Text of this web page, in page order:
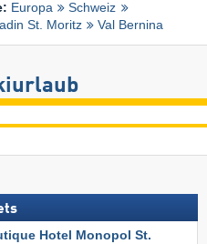
Europa
Schweiz
St. Moritz Val Bernina
Hotel Monopol St.